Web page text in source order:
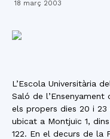
18 març 2003
L’Escola Universitària
Saló de
els propers dies 20 i 23
ubicat a Montjuïc 1,
122. En el decurs de la